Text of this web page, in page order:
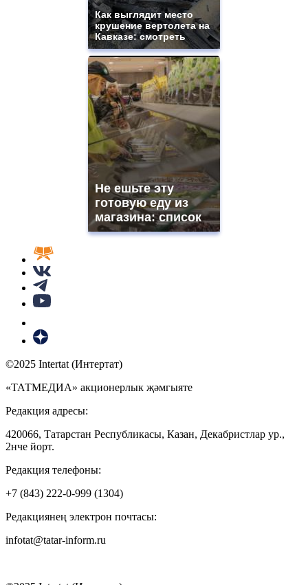
Как выглядит место
крушение вертолета на
Кавказе: смотреть
Не ешьте эту
готовую еду из
магазина: список
©2025 Intertat (Интертат)
«ТАТМЕДИА» акционерлык җәмгыяте
Редакция адресы:
420066, Татарстан Республикасы, Казан, Декабристлар ур.,
2нче йорт.
Редакция телефоны:
+7 (843) 222-0-999 (1304)
Редакциянең электрон почтасы:
infotat@tatar-inform.ru